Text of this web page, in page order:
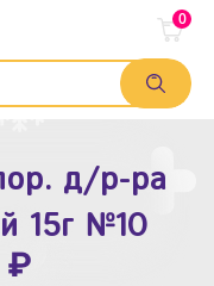
0
д/р-ра
15г №10
₽
10мг №10
₽